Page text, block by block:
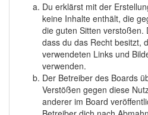
Du erklärst mit der
keine Inhalte enthält, die
die guten Sitten verstoßen.
dass du das Recht besitzt,
verwendeten Links und
verwenden.
Der Betreiber des Boards
Verstößen gegen diese
anderer im Board